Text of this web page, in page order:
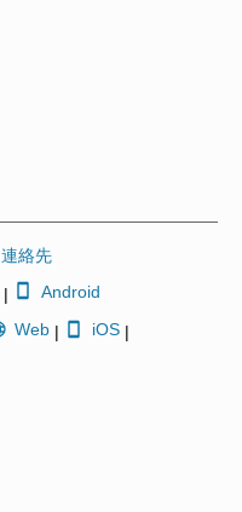
連絡先
| Android
Web | iOS|